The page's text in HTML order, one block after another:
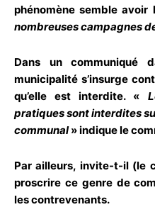
phénomène semble
nombreuses campagnes
Dans un communiqué
municipalité s’insurge
qu’elle est interdite. «
pratiques sont interdites
communal» indique le
Par ailleurs, invite-t-il (le
proscrire ce genre de
les contrevenants.